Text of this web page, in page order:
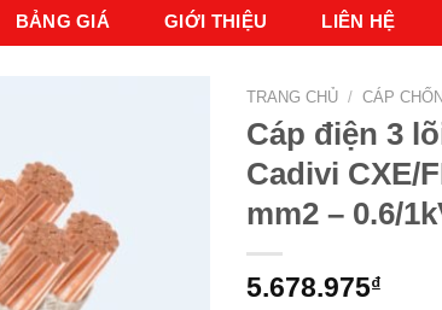
BẢNG GIÁ GIỚI THIỆU LIÊN HỆ
TRANG CHỦ / CÁP
Cáp điện 3
Cadivi CXE/
mm2 – 0.6/
5.678.975₫